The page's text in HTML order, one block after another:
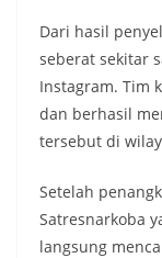
Dari hasil
seberat sekitar
Instagram. Tim
dan berhasil
tersebut di
Setelah
Satresnarkoba
langsung